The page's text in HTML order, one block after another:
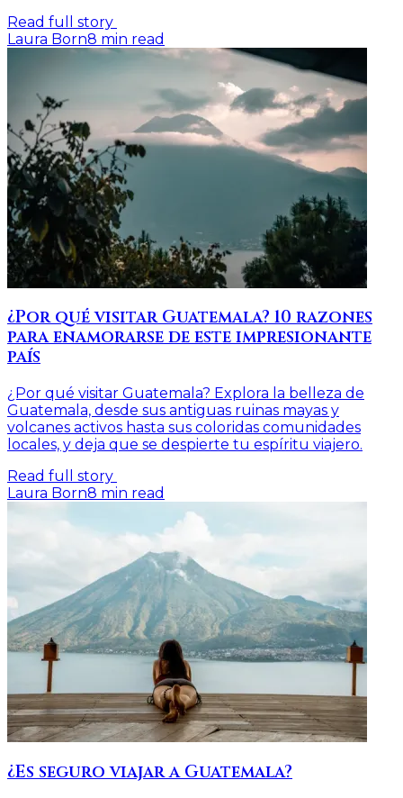
Read full story
Laura Born8 min read
¿Por qué visitar Guatemala? 10 razones
para enamorarse de este impresionante
país
¿Por qué visitar Guatemala? Explora la belleza de
Guatemala, desde sus antiguas ruinas mayas y
volcanes activos hasta sus coloridas comunidades
locales, y deja que se despierte tu espíritu viajero.
Read full story
Laura Born8 min read
¿Es seguro viajar a Guatemala?